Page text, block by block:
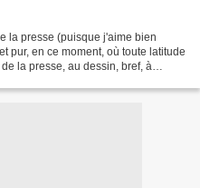
la presse (puisque j'aime bien
pur, en ce moment, où toute latitude
la presse, au dessin, bref, à